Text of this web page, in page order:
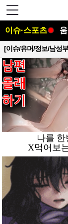
이슈·스포츠
[이슈/유머/정보/남성